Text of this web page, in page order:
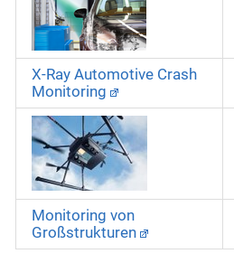
X-Ray Automotive Crash
Monitoring
Monitoring von
Großstrukturen